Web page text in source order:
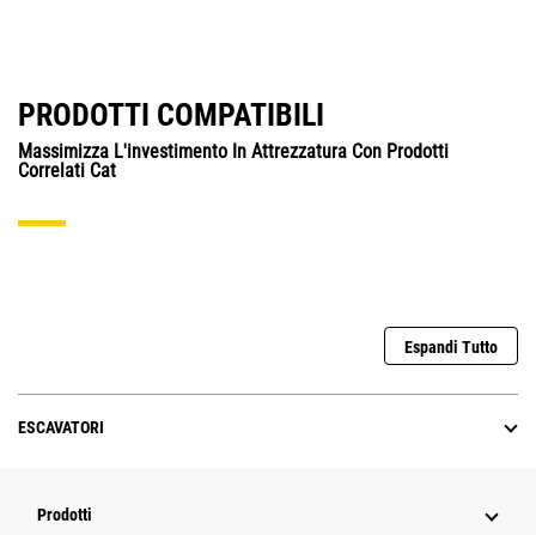
PRODOTTI COMPATIBILI
Massimizza L'investimento In Attrezzatura Con Prodotti
Correlati Cat
Espandi Tutto
ESCAVATORI
Prodotti